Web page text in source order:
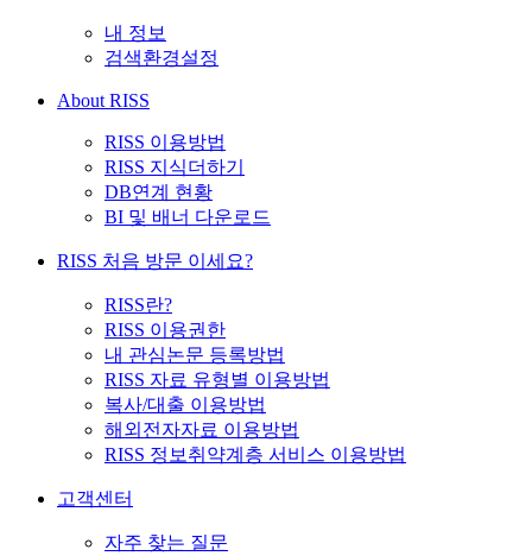
내 정보
검색환경설정
About RISS
RISS 이용방법
RISS 지식더하기
DB연계 현황
BI 및 배너 다운로드
RISS 처음 방문 이세요?
RISS란?
RISS 이용권한
내 관심논문 등록방법
RISS 자료 유형별 이용방법
복사/대출 이용방법
해외전자자료 이용방법
RISS 정보취약계층 서비스 이용방법
고객센터
자주 찾는 질문